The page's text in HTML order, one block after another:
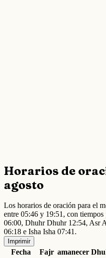
Horarios de
agosto
Los horarios de oración para el
entre 05:46 y 19:51, con
06:00, Dhuhr Dhuhr 12:54, Asr
06:18 e Isha Isha 07:41.
Imprimir
Fecha Fajr amanecer